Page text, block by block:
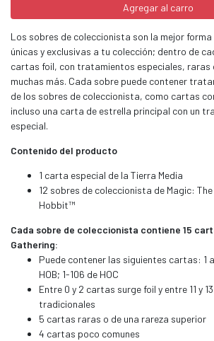
Agregar al carro
Los sobres de coleccionista son la mejor
únicas y exclusivas a tu colección; dentro de
cartas foil, con tratamientos especiales, raras
muchas más. Cada sobre puede contener
de los sobres de coleccionista, como cartas
incluso una carta de estrella principal con un
especial.
Contenido del producto
1 carta especial de la Tierra Media
12 sobres de coleccionista de Magic:
Hobbit™
Cada sobre de coleccionista contiene 15
Gathering:
Puede contener las siguientes cartas: 1 a
HOB; 1-106 de HOC
Entre 0 y 2 cartas surge foil y entre 11 y
tradicionales
5 cartas raras o de una rareza superior
4 cartas poco comunes